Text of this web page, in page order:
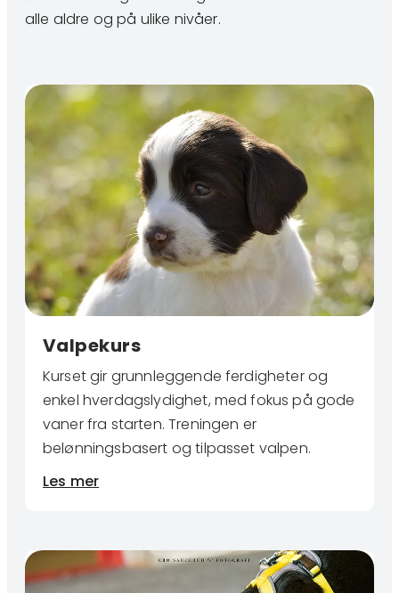
alle aldre og på ulike nivåer.
Valpekurs
Kurset gir grunnleggende ferdigheter og
enkel hverdagslydighet, med fokus på gode
vaner fra starten. Treningen er
belønningsbasert og tilpasset valpen.
Les mer